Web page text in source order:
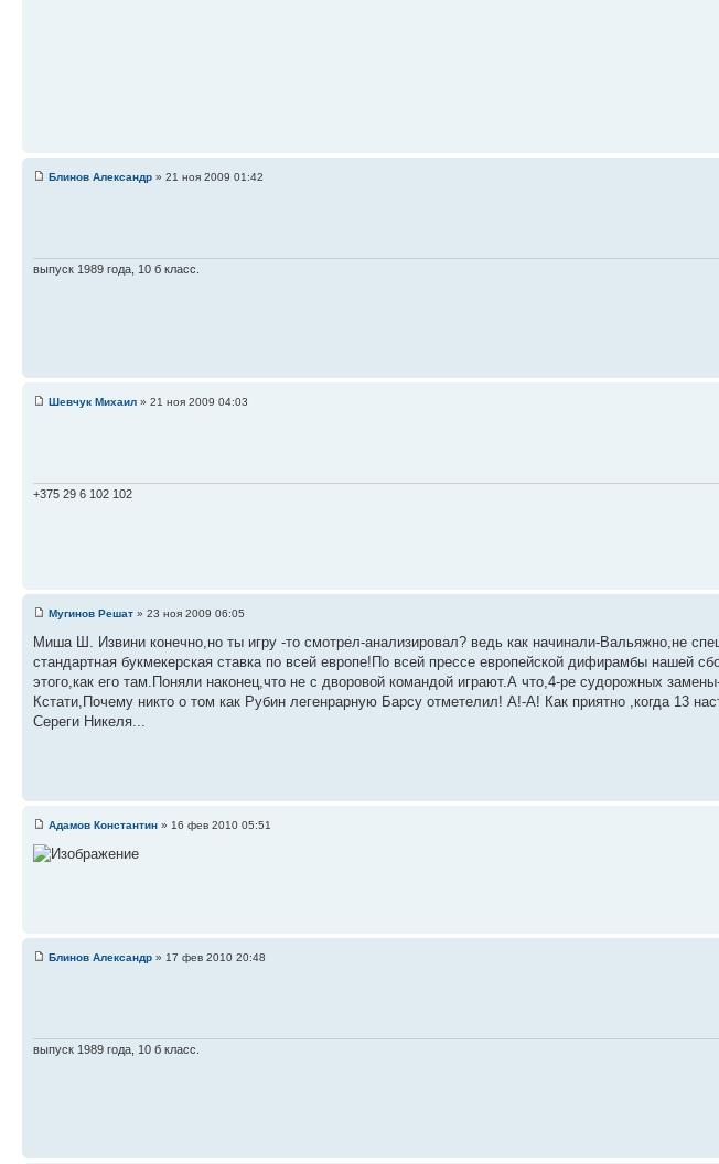
Блинов Александр » 21 ноя 2009 01:42
выпуск 1989 года, 10 б класс.
Шевчук Михаил » 21 ноя 2009 04:03
+375 29 6 102 102
Мугинов Решат » 23 ноя 2009 06:05
Миша Ш. Извини конечно,но ты игру -то смотрел-анализировал? ведь как начинали-Вальяжно,не
стандартная букмекерская ставка по всей европе!По всей прессе европейской дифирамбы нашей
этого,как его там.Поняли наконец,что не с дворовой командой играют.А что,4-ре судорожных
Кстати,Почему никто о том как Рубин легенрарную Барсу отметелил! А!-А! Как приятно ,когда 13
Сереги Никеля...
Адамов Константин » 16 фев 2010 05:51
Блинов Александр » 17 фев 2010 20:48
выпуск 1989 года, 10 б класс.